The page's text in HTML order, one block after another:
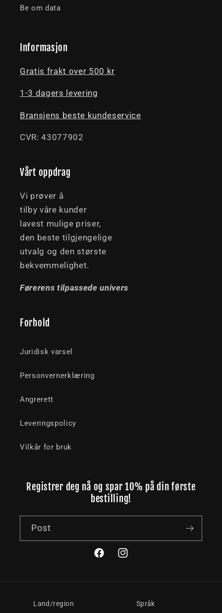
Be om data
Informasjon
Gratis frakt over 500 kr
1-3 dagers levering
Bransjens beste kundeservice
CVR: 43077902
Vårt oppdrag
Vi prøver å
tilby våre kunder
lavest mulige priser,
den beste tilgjengelige
utvalg og den største
bekvemmelighet.
Førerens tilpassede univers
Forhold
Juridisk varsel
Personvernerklæring
Angrerett
Leveringspolicy
Vilkår for bruk
Registrer deg nå og spar 10% på din første
bestilling!
Post
FacebookInstagram
Land/region Språk